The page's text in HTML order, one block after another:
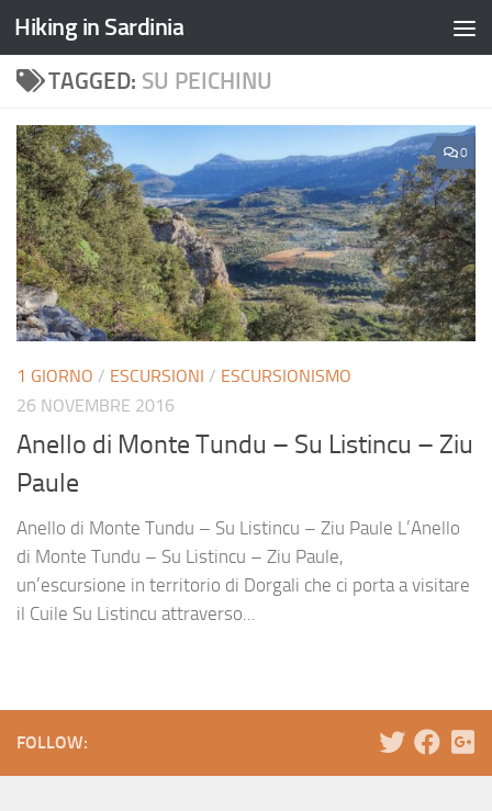
Hiking in Sardinia
TAGGED: SU PEICHINU
0
1 GIORNO / ESCURSIONI / ESCURSIONISMO
26 NOVEMBRE 2016
Anello di Monte Tundu – Su Listincu – Ziu
Paule
Anello di Monte Tundu – Su Listincu – Ziu Paule L’Anello
di Monte Tundu – Su Listincu – Ziu Paule,
un’escursione in territorio di Dorgali che ci porta a visitare
il Cuile Su Listincu attraverso...
FOLLOW: